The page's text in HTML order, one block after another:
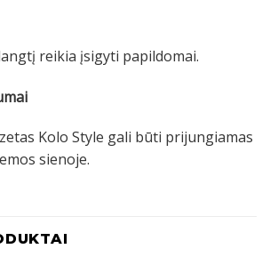
reikia įsigyti papildomai.
Kolo Style gali būti prijungiamas
sienoje.